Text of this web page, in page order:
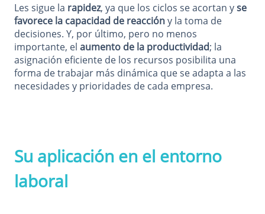
Les sigue la rapidez, ya que los ciclos se acortan yse
favorece la capacidad de reaccióny la toma de
decisiones. Y, por último, pero no menos
importante, el aumento de la productividad; la
asignación eficiente de los recursos posibilita una
forma de trabajar más dinámica que se adapta a las
necesidades y prioridades de cada empresa.
Su aplicación en el entorno
laboral